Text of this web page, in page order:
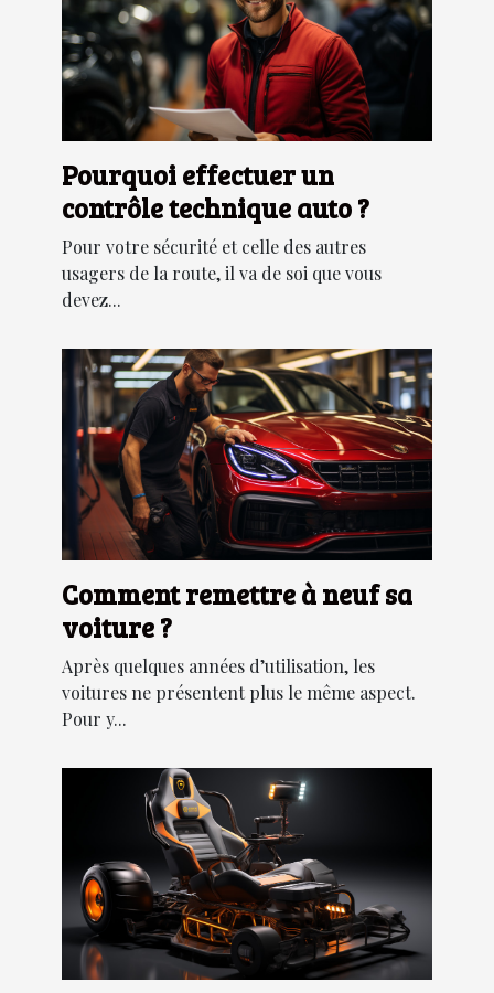
Pourquoi effectuer un
contrôle technique auto ?
Pour votre sécurité et celle des autres
usagers de la route, il va de soi que vous
devez...
Comment remettre à neuf sa
voiture ?
Après quelques années d’utilisation, les
voitures ne présentent plus le même aspect.
Pour y...